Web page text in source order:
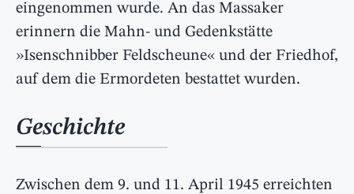
eingenommen wurde. An das Massaker
erinnern die Mahn- und Gedenkstätte
»Isenschnibber Feldscheune« und der Friedhof,
auf dem die Ermordeten bestattet wurden.
Geschichte
Zwischen dem 9. und 11. April 1945 erreichten